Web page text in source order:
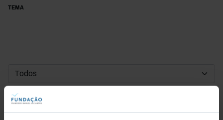
TEMA
DATA DE INÍCIO